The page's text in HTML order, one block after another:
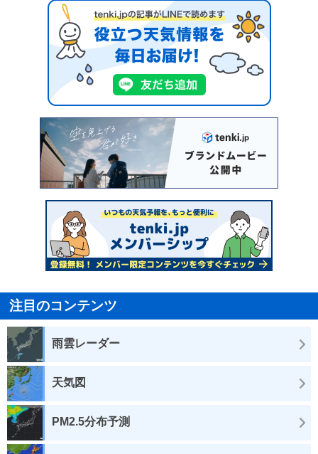
注目のコンテンツ
雨雲レーダー
天気図
PM2.5分布予測